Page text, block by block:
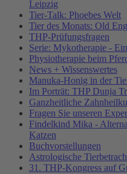
Leipzig
Tier-Talk: Phoebes Welt
Tier des Monats: Old
THP-Prüfungsfragen
Serie: Mykotherapie -
Physiotherapie beim
News + Wissenswertes
Manuka-Honig in der
Im Porträt: THP Dunja
Ganzheitliche
Fragen Sie unseren
Findelkind Mika -
Katzen
Buchvorstellungen
Astrologische
31. THP-Kongress auf